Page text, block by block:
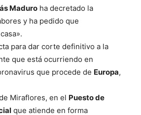
Maduro ha decretado la
y ha pedido que
para dar corte definitivo a la
que está ocurriendo en
que procede de Europa,
Miraflores, en el Puesto de
que atiende en forma